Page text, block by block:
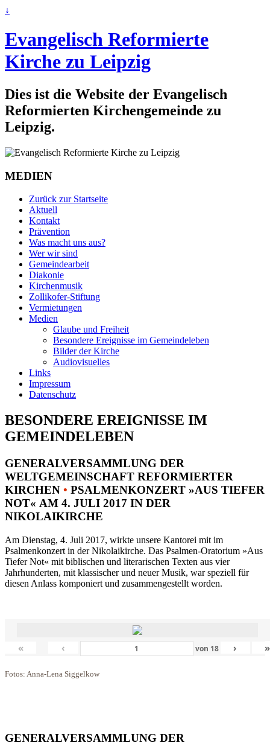
↓
Evangelisch Reformierte
Kirche zu Leipzig
Dies ist die Website der Evangelisch
Reformierten Kirchengemeinde zu
Leipzig.
MEDIEN
Zurück zur Startseite
Aktuell
Kontakt
Prävention
Was macht uns aus?
Wer wir sind
Gemeindearbeit
Diakonie
Kirchenmusik
Zollikofer-Stiftung
Vermietungen
Medien
Glaube und Freiheit
Besondere Ereignisse im Gemeindeleben
Bilder der Kirche
Audiovisuelles
Links
Impressum
Datenschutz
BESONDERE EREIGNISSE IM
GEMEINDELEBEN
GENERALVERSAMMLUNG DER
WELTGEMEINSCHAFT REFORMIERTER
KIRCHEN • PSALMENKONZERT »AUS TIEFER
NOT« AM 4. JULI 2017 IN DER
NIKOLAIKIRCHE
Am Dienstag, 4. Juli 2017, wirkte unsere Kantorei mit im
Psalmenkonzert in der Nikolaikirche. Das Psalmen-Oratorium »Aus
Tiefer Not« mit biblischen und literarischen Texten aus vier
Jahrhunderten, mit klassischer und neuer Musik, war speziell für
diesen Anlass komponiert und zusammengestellt worden.
« ‹ von 18 › »
Fotos: Anna-Lena Siggelkow
GENERALVERSAMMLUNG DER